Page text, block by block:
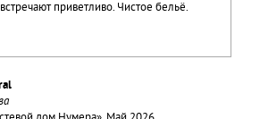
встречают приветливо. Чистое бельё.